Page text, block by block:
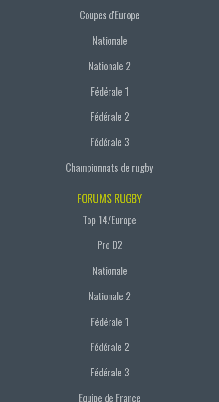
Coupes d'Europe
Nationale
Nationale 2
Fédérale 1
Fédérale 2
Fédérale 3
Championnats de rugby
FORUMS RUGBY
Top 14/Europe
Pro D2
Nationale
Nationale 2
Fédérale 1
Fédérale 2
Fédérale 3
Equipe de France